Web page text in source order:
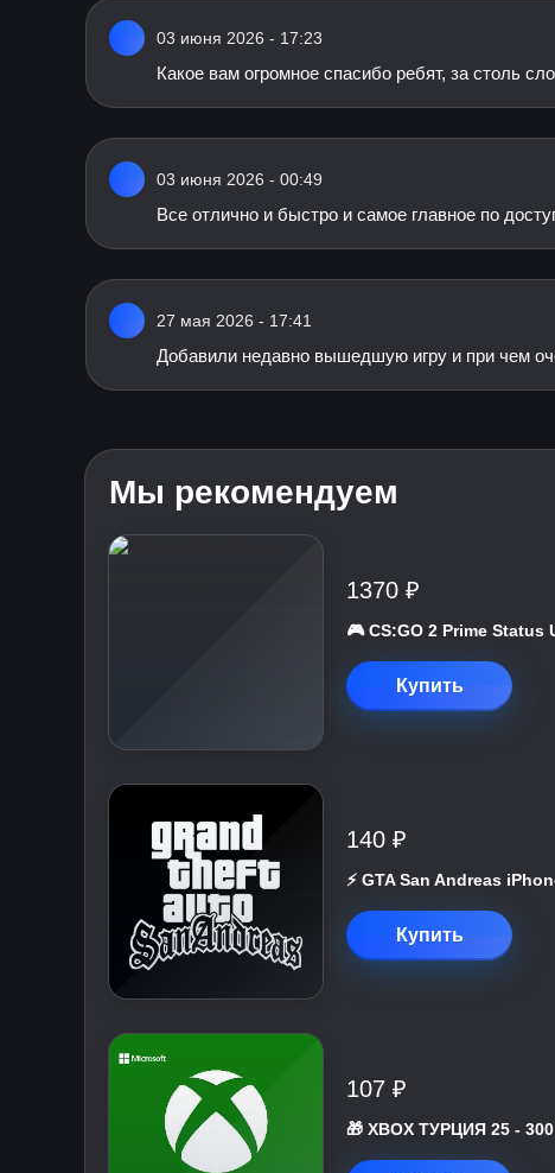
03 июня 2026 - 17:23
Какое вам огромное спасибо ребят, за столь
03 июня 2026 - 00:49
Все отлично и быстро и самое главное по
27 мая 2026 - 17:41
Добавили недавно вышедшую игру и при чем
Мы рекомендуем
1370 ₽
🎮 CS:GO 2 Prime
Купить
140 ₽
⚡️ GTA San Andreas
Купить
107 ₽
🎁 XBOX ТУРЦИЯ 25 -